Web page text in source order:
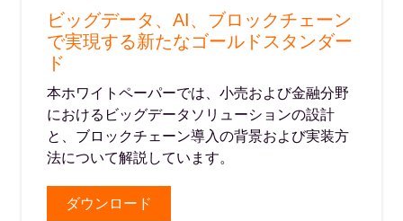
ビッグデータ、AI、ブロックチェーン
で実現する新たなゴールドスタンダー
ド
本ホワイトペーパーでは、小売および金融分野
におけるビッグデータソリューションの設計
と、ブロックチェーン導入の背景および実装方
法について解説しています。
ダウンロード